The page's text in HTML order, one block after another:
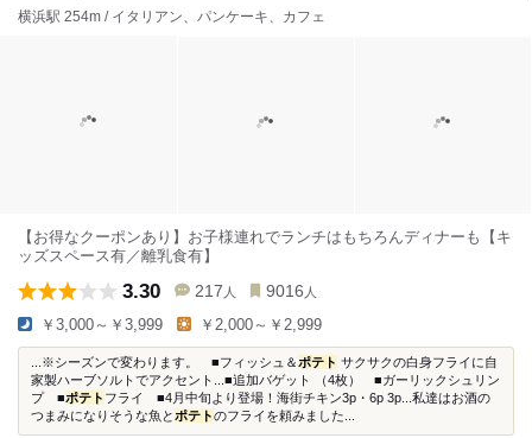
横浜駅 254m / イタリアン、パンケーキ、カフェ
【お得なクーポンあり】お子様連れでランチはもちろんディナーも【キ
ッズスペース有／離乳食有】
3.30 217 人 9016 人
￥3,000～￥3,999 ￥2,000～￥2,999
...※シーズンで変わります。 ■フィッシュ＆ ポテト サクサクの白身フライに自
家製ハーブソルトでアクセント...■追加バゲット （4枚） ■ガーリックシュリン
プ ■ポテト フライ ■4月中旬より登場！海街チキン3p・6p 3p...私達はお酒の
つまみになりそうな魚と ポテトのフライを頼みました...